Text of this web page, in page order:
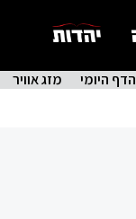
הדף היומי מזג אוויר